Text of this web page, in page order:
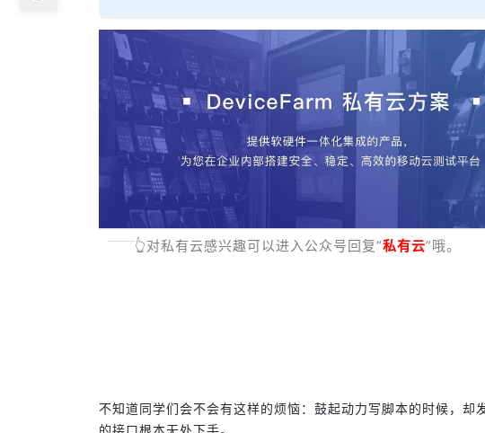
👆对私有云感兴趣可以进入公众号回复“私有云”哦。
不知道同学们会不会有这样的烦恼：鼓起动力写脚本的时候，
的接口根本无处下手。